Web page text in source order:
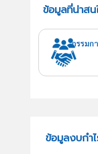
ข้อมูลที่น่าส
กรรมก
ข้อมูลงบกำ